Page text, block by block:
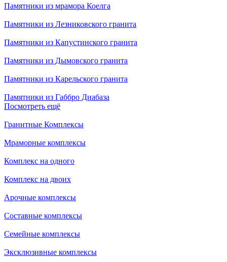
Памятники из мрамора Коелга
Памятники из Лезниковского гранита
Памятники из Капустинского гранита
Памятники из Дымовского гранита
Памятники из Карельского гранита
Памятники из Габбро Диабаза
Посмотреть ещё
Гранитные Комплексы
Мраморные комплексы
Комплекс на одного
Комплекс на двоих
Арочные комплексы
Составные комплексы
Семейные комплексы
Эксклюзивные комплексы